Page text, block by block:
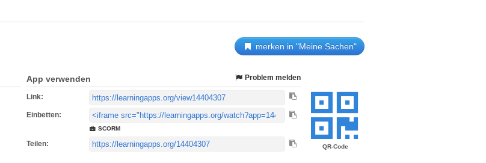
merken in "Meine Sachen"
QR-Code
App verwenden Problem melden
Link:
Einbetten:
SCORM
Teilen: